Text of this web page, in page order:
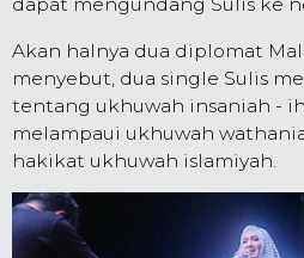
Akan halnya dua diplomat
menyebut, dua single Sulis
tentang ukhuwah insaniah -
melampaui ukhuwah
hakikat ukhuwah islamiyah.